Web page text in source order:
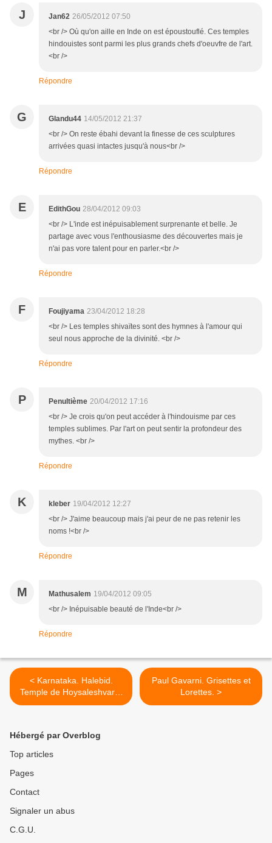
J Jan62 26/05/2012 07:50
<br /> Où qu'on aille en Inde on est époustouflé. Ces temples
hindouistes sont parmi les plus grands chefs d'oeuvfre de l'art.
<br />
Répondre
G Glandu44 14/05/2012 21:37
<br /> On reste ébahi devant la finesse de ces sculptures
arrivées quasi intactes jusqu'à nous<br />
Répondre
E EdithGou 28/04/2012 09:03
<br /> L'inde est inépuisablement surprenante et belle. Je
partage avec vous l'enthousiasme des découvertes mais je
n'ai pas vore talent pour en parler.<br />
Répondre
F Foujiyama 23/04/2012 18:28
<br /> Les temples shivaïtes sont des hymnes à l'amour qui
seul nous approche de la divinité. <br />
Répondre
P Penultième 20/04/2012 17:16
<br /> Je crois qu'on peut accéder à l'hindouisme par ces
temples sublimes. Par l'art on peut sentir la profondeur des
mythes. <br />
Répondre
K kleber 19/04/2012 12:27
<br /> J'aime beaucoup mais j'ai peur de ne pas retenir les
noms !<br />
Répondre
M Mathusalem 19/04/2012 09:05
<br /> Inépuisable beauté de l'Inde<br />
Répondre
< Karnataka. Halebid.
Temple de Hoysaleshvara.
(1)
Paul Gavarni. Grisettes et
Lorettes. >
Hébergé par Overblog
Top articles
Pages
Contact
Signaler un abus
C.G.U.